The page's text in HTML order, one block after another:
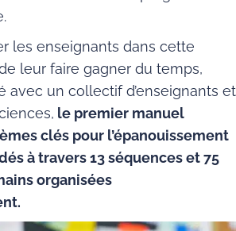
les enseignants dans cette
leur faire gagner du temps,
avec un collectif d’enseignants et
le premier manuel
clés pour l’épanouissement
à travers 13 séquences et 75
organisées